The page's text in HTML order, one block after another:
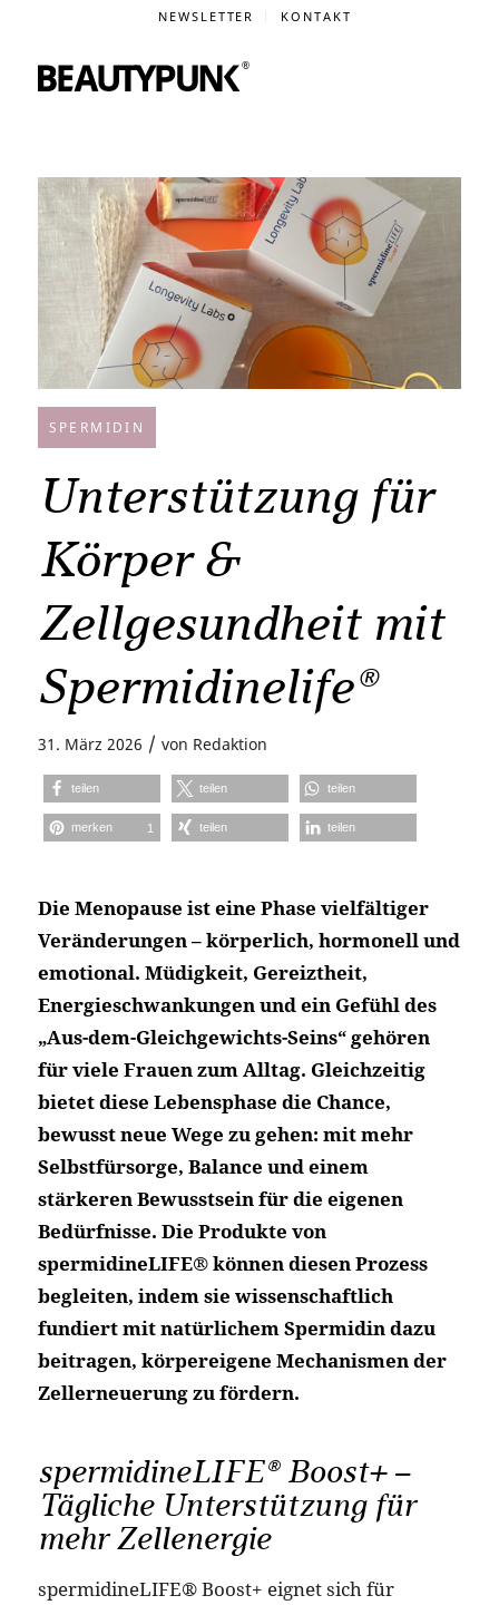
NEWSLETTER KONTAKT
SPERMIDIN
Unterstützung für
Körper &
Zellgesundheit mit
Spermidinelife®
31. März 2026 / von Redaktion
teilen teilen teilen
merken 1 teilen teilen
Die Menopause ist eine Phase vielfältiger
Veränderungen – körperlich, hormonell und
emotional. Müdigkeit, Gereiztheit,
Energieschwankungen und ein Gefühl des
„Aus-dem-Gleichgewichts-Seins“ gehören
für viele Frauen zum Alltag. Gleichzeitig
bietet diese Lebensphase die Chance,
bewusst neue Wege zu gehen: mit mehr
Selbstfürsorge, Balance und einem
stärkeren Bewusstsein für die eigenen
Bedürfnisse. Die Produkte von
spermidineLIFE® können diesen Prozess
begleiten, indem sie wissenschaftlich
fundiert mit natürlichem Spermidin dazu
beitragen, körpereigene Mechanismen der
Zellerneuerung zu fördern.
spermidineLIFE® Boost+ –
Tägliche Unterstützung für
mehr Zellenergie
spermidineLIFE® Boost+ eignet sich für